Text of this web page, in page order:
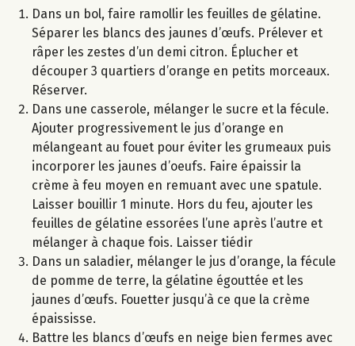
Dans un bol, faire ramollir les feuilles de gélatine.
Séparer les blancs des jaunes d’œufs. Prélever et
râper les zestes d’un demi citron. Éplucher et
découper 3 quartiers d’orange en petits morceaux.
Réserver.
Dans une casserole, mélanger le sucre et la fécule.
Ajouter progressivement le jus d’orange en
mélangeant au fouet pour éviter les grumeaux puis
incorporer les jaunes d’oeufs. Faire épaissir la
crème à feu moyen en remuant avec une spatule.
Laisser bouillir 1 minute. Hors du feu, ajouter les
feuilles de gélatine essorées l’une après l’autre et
mélanger à chaque fois. Laisser tiédir
Dans un saladier, mélanger le jus d’orange, la fécule
de pomme de terre, la gélatine égouttée et les
jaunes d’œufs. Fouetter jusqu’à ce que la crème
épaississe.
Battre les blancs d’œufs en neige bien fermes avec